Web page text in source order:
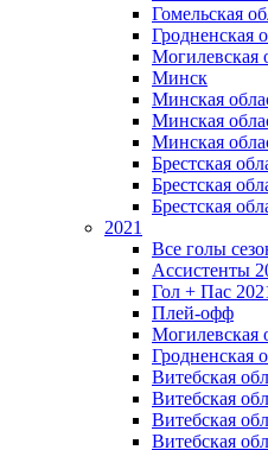
Гомельская
Гродненская
Могилевская
Минск
Mинская
Минская
Минская
Брестская
Брестская
Брестская
2021
Все голы
Ассистенты
Гол + Пас
Плей-офф
Могилевская
Гродненская
Витебская
Витебская
Витебская
Витебская